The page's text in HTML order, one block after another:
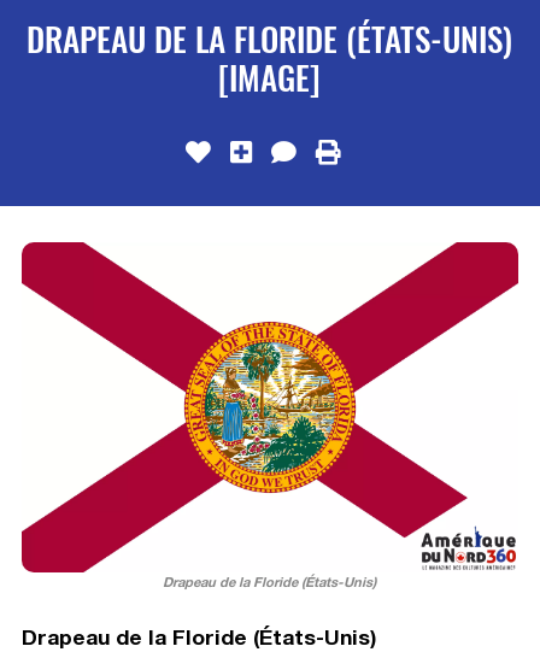
DRAPEAU DE LA FLORIDE (ÉTATS-UNIS)
[IMAGE]
Drapeau de la Floride (États-Unis)
Drapeau de la Floride (États-Unis)